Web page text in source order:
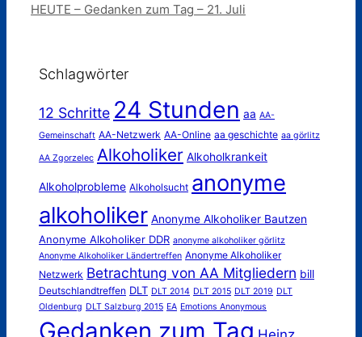
HEUTE – Gedanken zum Tag – 21. Juli
Schlagwörter
12 Schritte 24 Stunden aa AA-
Gemeinschaft AA-Netzwerk AA-Online aa geschichte aa görlitz
AA Zgorzelec Alkoholiker Alkoholkrankeit
Alkoholprobleme Alkoholsucht anonyme
alkoholiker Anonyme Alkoholiker Bautzen
Anonyme Alkoholiker DDR anonyme alkoholiker görlitz
Anonyme Alkoholiker Ländertreffen Anonyme Alkoholiker
Netzwerk Betrachtung von AA Mitgliedern bill
Deutschlandtreffen DLT DLT 2014 DLT 2015 DLT 2019 DLT
Oldenburg DLT Salzburg 2015 EA Emotions Anonymous
Gedanken zum Tag